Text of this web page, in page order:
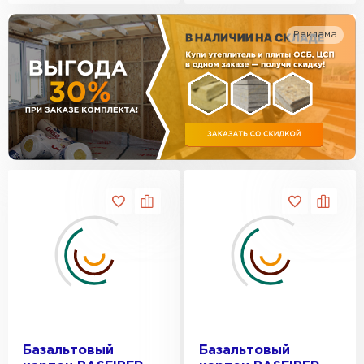
Реклама
Базальтовый
Базальтовый
ПЕРЕЙТИ
Утеплитель Ruspanel
ПЕРЕЙТИ
Утеплитель Hotrock
Утеплитель Xotpipe
Утеплитель Юматекс
Утеплитель Теплекс
Утеплитель Эковер
Утеплитель Дирок
Утеплитель Белтеп